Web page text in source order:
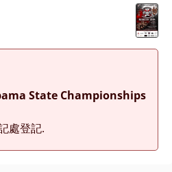
State Championships
處登記.